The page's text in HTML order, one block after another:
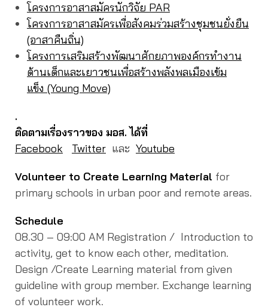
โครงการอาสาสมัครนักวิจัย PAR
โครงการอาสาสมัครเพื่อสังคมร่วมสร้างชุมชนยั่งยืน
(อาสาคืนถิ่น)
โครงการเสริมสร้างพัฒนาศักยภาพองค์กรทำงาน
ด้านเด็กและเยาวชนเพื่อสร้างพลังพลเมืองเข้ม
แข็ง (Young Move)
.
ติดตามเรื่องราวของ มอส. ได้ที่
Facebook
Twitter และ Youtube
Volunteer to Create Learning Material for
primary schools in urban poor and remote areas.
Schedule
08.30 – 09:00 AM Registration / Introduction to
activity, get to know each other, meditation.
Design /Create Learning material from given
guideline with group member. Exchange learning
of volunteer work.